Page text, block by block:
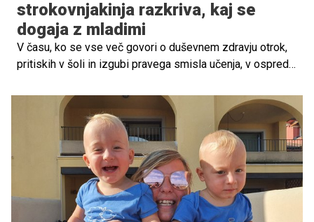
strokovnjakinja razkriva, kaj se
dogaja z mladimi
V času, ko se vse več govori o duševnem zdravju otrok,
pritiskih v šoli in izgubi pravega smisla učenja, v ospredje
Eden izmed njih je logopedagogika, celostni pogled na
otroka, ki presega ocene, rezultate in storilnost.